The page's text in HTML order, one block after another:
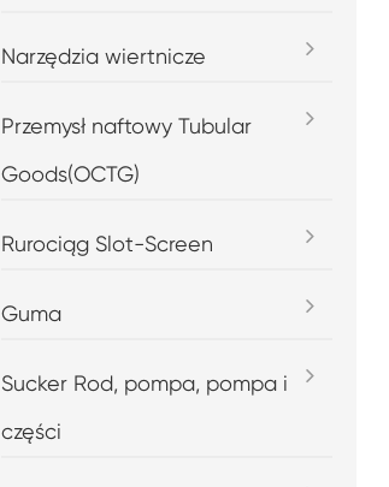
Narzędzia wiertnicze
Przemysł naftowy Tubular
Goods(OCTG)
Rurociąg Slot-Screen
Guma
Sucker Rod, pompa, pompa i
części